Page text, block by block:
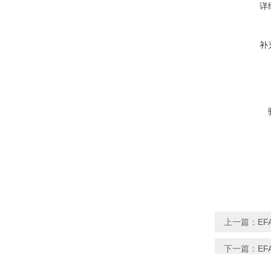
详
补
上一篇：
下一篇：